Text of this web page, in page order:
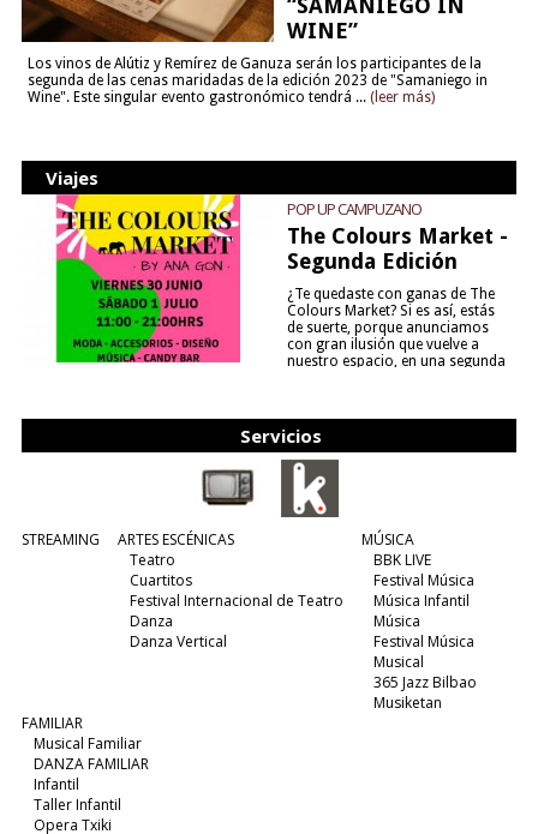
“SAMANIEGO IN
WINE”
Los vinos de Alútiz y Remírez de Ganuza serán los participantes de la
segunda de las cenas maridadas de la edición 2023 de "Samaniego in
Wine". Este singular evento gastronómico tendrá ... (leer más)
Viajes
POP UP CAMPUZANO
The Colours Market -
Segunda Edición
¿Te quedaste con ganas de The
Colours Market? Si es así, estás
de suerte, porque anunciamos
con gran ilusión que vuelve a
nuestro espacio, en una segunda
Servicios
STREAMING
ARTES ESCÉNICAS
Teatro
Cuartitos
Festival Internacional de Teatro
Danza
Danza Vertical
MÚSICA
BBK LIVE
Festival Música
Música Infantil
Música
Festival Música
Musical
365 Jazz Bilbao
Musiketan
FAMILIAR
Musical Familiar
DANZA FAMILIAR
Infantil
Taller Infantil
Opera Txiki